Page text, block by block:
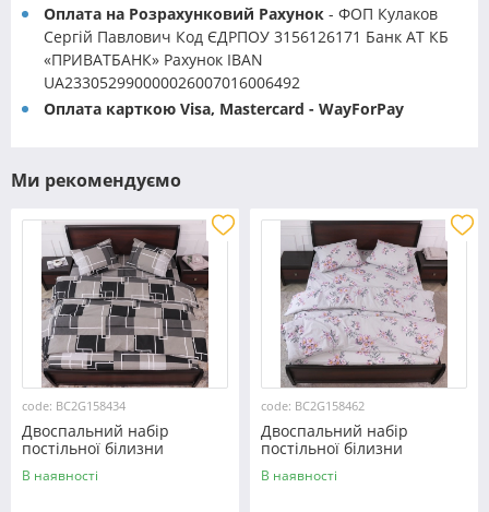
Оплата на Розрахунковий Рахунок - ФОП Кулаков
Сергій Павлович Код ЄДРПОУ 3156126171 Банк АТ КБ
«ПРИВАТБАНК» Рахунок IBAN
UA233052990000026007016006492
Оплата карткою Visa, Mastercard - WayForPay
Ми рекомендуємо
code: BC2G158434
Двоспальний набір
постільної білизни
180*220 із Бязі "Gold"
№158434 Черешенка™
В наявності
code: BC2G158462
Двоспальний набір
постільної білизни
180*220 із Бязі "Gold"
№158462 Черешенька™
В наявності